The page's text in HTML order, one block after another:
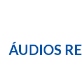
ÁUDIOS